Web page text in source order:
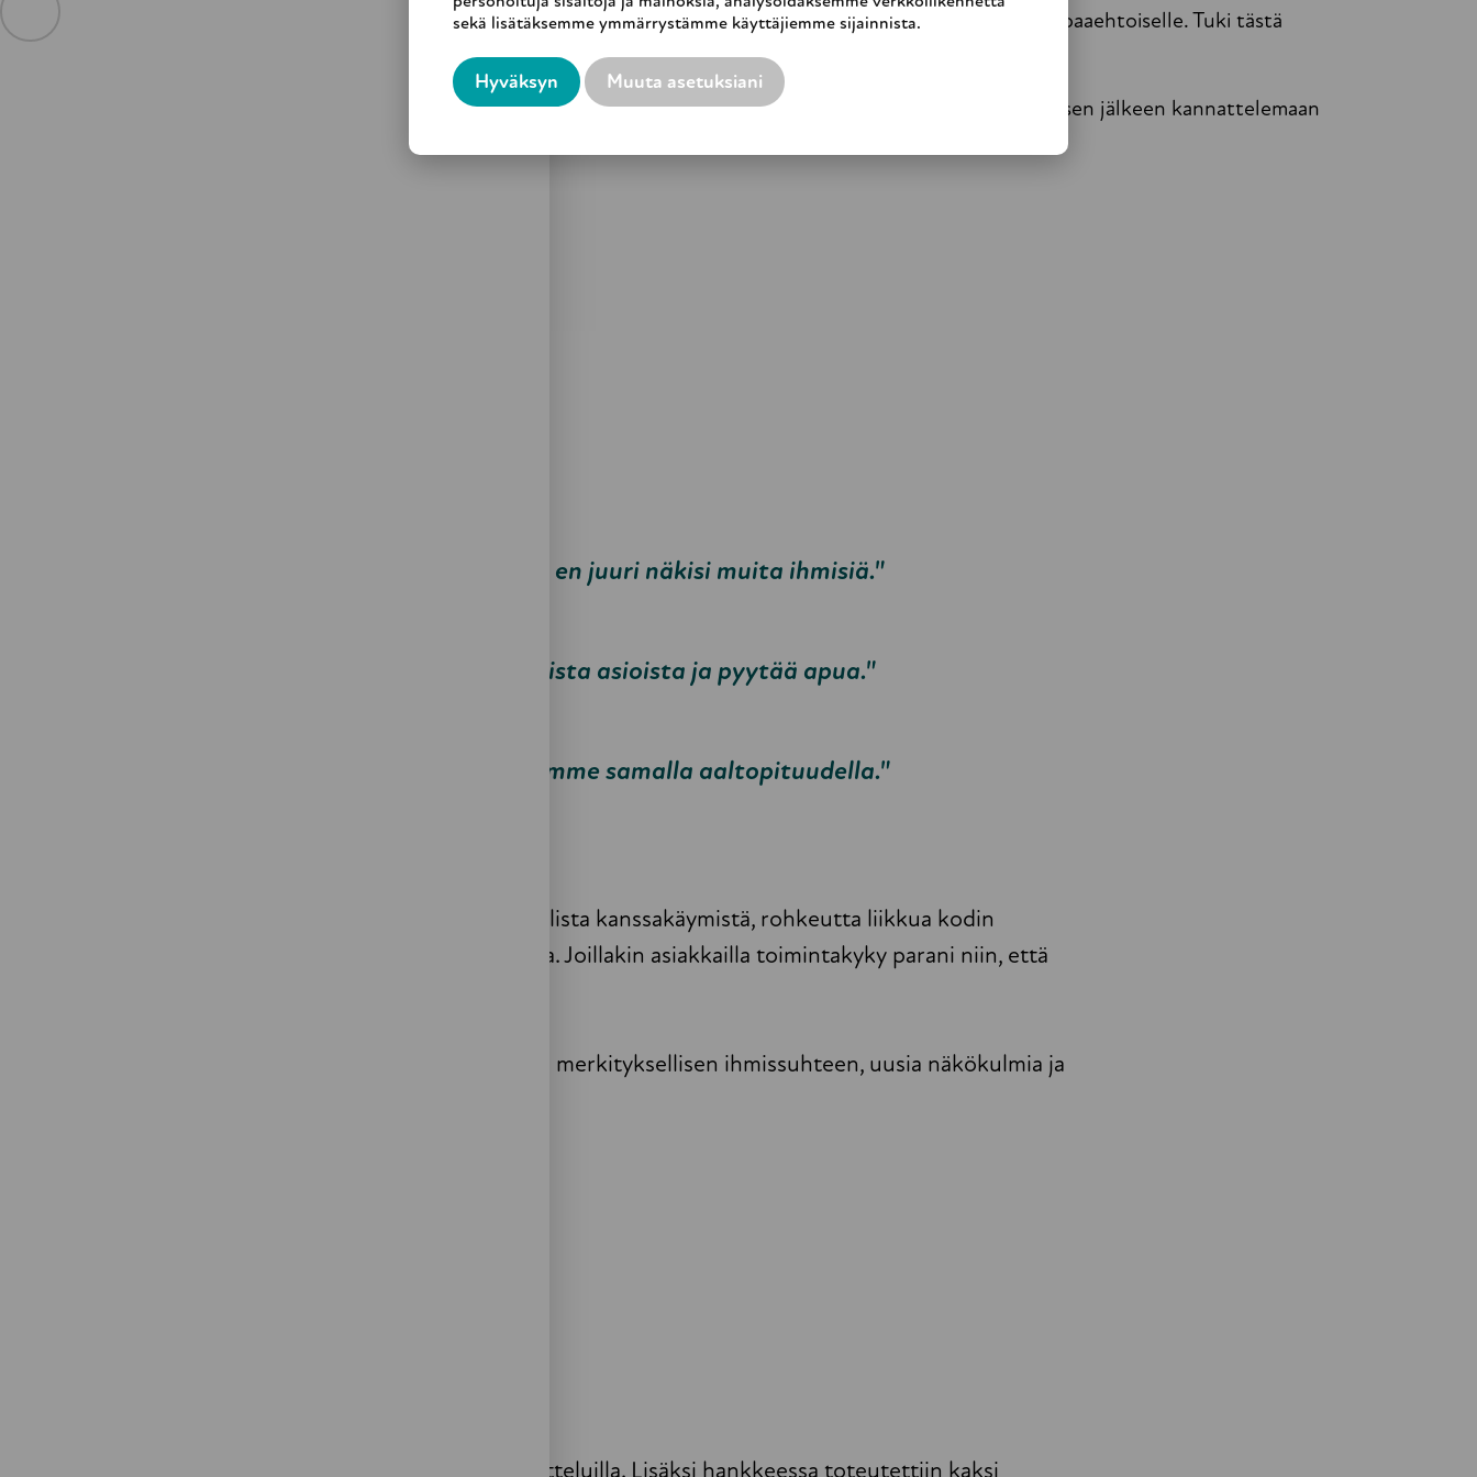
sekä lisätäksemme ymmärrystämme käyttäjiemme sijainnista.
Hyväksyn Muuta asetuksiani
Työntekijä seuraa tilannetta ja soittaa kuulumisia muutaman viikon kuluttua sekä asiakkaalle että vapaaehtoiselle. Tuki tästä
eteenpäin jatkuu tarpeen mukaisesti.
Vapaaehtoisprosessi voi käynnistyä samanaikaisesti etsivän vanhustyön ammatillisen työn kanssa tai sen jälkeen kannattelemaan
"Jos vapaaehtoinen ei kävisi luonani, en juuri näkisi muita ihmisiä."
"On tullut lisää rohkeutta puhua omista asioista ja pyytää apua."
"Vaikka vapaaehtoinen on nuori, olemme samalla aaltopituudella."
Vapaaehtoistoiminta lisäsi asiakkaiden sosiaalista kanssakäymistä, rohkeutta liikkua kodin
ulkopuolella ja kokonaisvaltaista hyvinvointia. Joillakin asiakkailla toimintakyky parani niin, että
Vapaaehtoiset puolestaan kokivat saaneensa merkityksellisen ihmissuhteen, uusia näkökulmia ja